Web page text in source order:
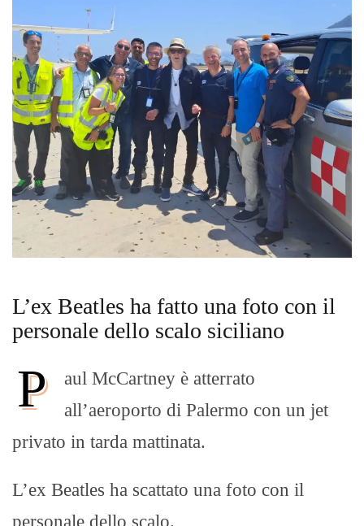
L’ex Beatles ha fatto una foto con il
personale dello scalo siciliano
P
aul McCartney è atterrato
all’aeroporto di Palermo con un jet
privato in tarda mattinata.
L’ex Beatles ha scattato una foto con il
personale dello scalo.